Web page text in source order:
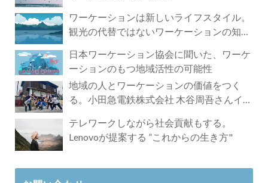
ワーケーションは新しいライフスタイル。
観光の代替ではないワーケーションの知ら
日本ワーケーション協会に聞いた、ワーケ
ーションのもつ地域活性の可能性
地域の人とワーケーションの価値をつく
る。小田急電鉄株式会社 木谷周吾さんイン
テレワークしながら社会貢献もする。
Lenovoが提案する ”これからの生き方"